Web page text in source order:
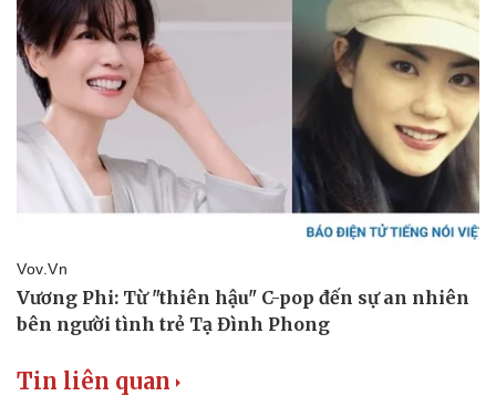
eSports
Hậu trường
Tin liên quan